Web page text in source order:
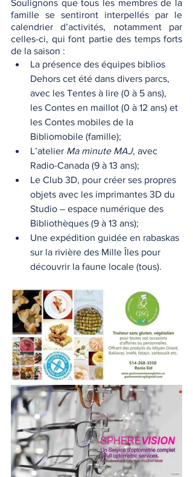
Soulignons que tous les membres de la
famille se sentiront interpellés par le
calendrier d’activités, notamment par
celles-ci, qui font partie des temps forts
de la saison :
La présence des équipes biblios
Dehors cet été dans divers parcs,
avec les Tentes à lire (0 à 5 ans),
les Contes en maillot (0 à 12 ans) et
les Contes mobiles de la
Bibliomobile (famille);
L’atelier Ma minute MAJ, avec
Radio-Canada (9 à 13 ans);
Le Club 3D, pour créer ses propres
objets avec les imprimantes 3D du
Studio – espace numérique des
Bibliothèques (9 à 13 ans);
Une expédition guidée en rabaskas
sur la rivière des Mille Îles pour
découvrir la faune locale (tous).